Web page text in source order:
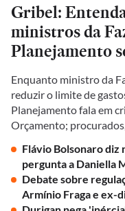
Gribel:
ministros da
Planejamento
Enquanto ministro da
reduzir o limite de
Planejamento fala em
Orçamento;
Flávio Bolsonaro diz
pergunta a Daniella
Debate sobre
Armínio Fraga e ex-